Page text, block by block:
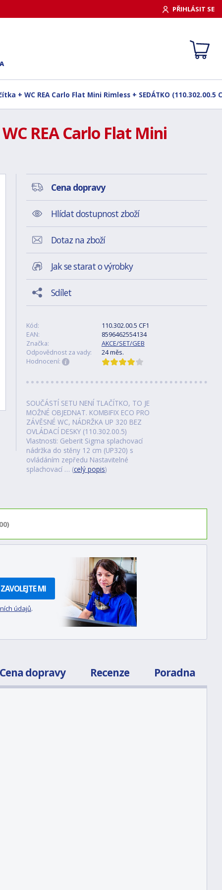
PŘIHLÁSIT SE
+ WC REA Carlo Flat Mini Rimless + SEDÁTKO (110.302.00.5
REA Carlo Flat Mini
Cena dopravy
Hlídat dostupnost zboží
Dotaz na zboží
Jak se starat o výrobky
Sdílet
Kód:
110.302.00.5 CF1
EAN:
8596462554134
Značka:
AKCE/SET/GEB
Odpovědnost za vady:
24 měs.
Hodnocení:
SOUČÁSTÍ SETU NENÍ TLAČÍTKO, TO JE
MOŽNÉ OBJEDNAT. KOMBIFIX ECO PRO
ZÁVĚSNÉ WC, NÁDRŽKA UP 320 BEZ
OVLÁDACÍ DESKY (110.302.00.5)
Vlastnosti: Geberit Sigma splachovací
nádržka do stěny 12 cm (UP320) s
ovládáním zepředu Nastavitelné
splachovací … (celý popis)
ZAVOLEJTE MI
údajů.
Cena dopravy Recenze Poradna